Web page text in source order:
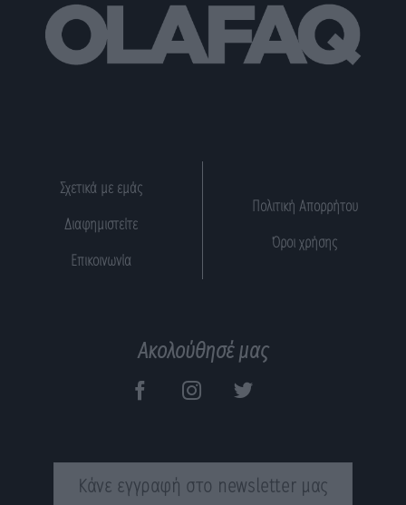
Σχετικά με εμάς
Διαφημιστείτε
Επικοινωνία
Πολιτική Απορρήτου
Όροι χρήσης
Ακολούθησέ μας
Κάνε εγγραφή στο newsletter μας